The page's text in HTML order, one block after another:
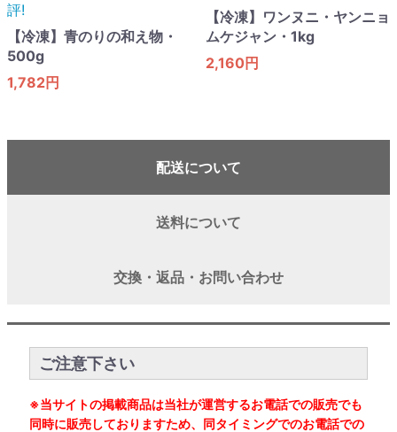
評!
【冷凍】青のりの和え物・
500g
1,782円
【冷凍】ワンヌニ・ヤンニョ
ムケジャン・1kg
2,160円
配送について
送料について
交換・返品・お問い合わせ
ご注意下さい
※当サイトの掲載商品は当社が運営するお電話での販売でも
同時に販売しておりますため、同タイミングでのお電話での